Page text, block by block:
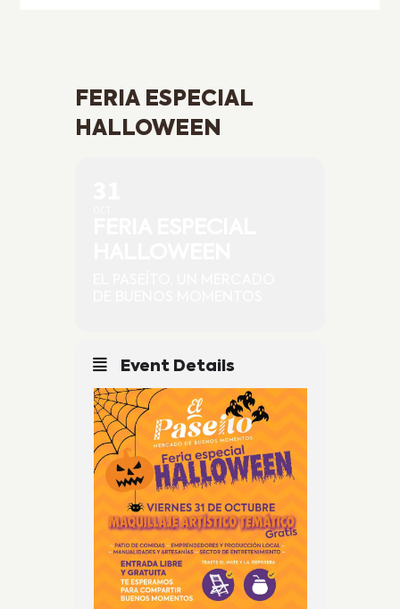
FERIA ESPECIAL
HALLOWEEN
Event Details